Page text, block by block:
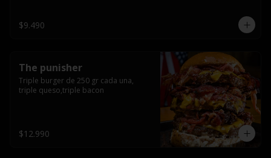
$9.490
The punisher
Triple burger de 250 gr cada una,
triple queso,triple bacon
$12.990